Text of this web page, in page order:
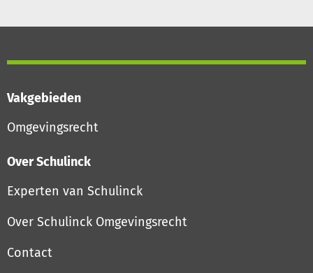
Vakgebieden
Omgevingsrecht
Over Schulinck
Experten van Schulinck
Over Schulinck Omgevingsrecht
Contact